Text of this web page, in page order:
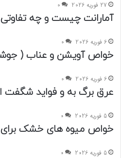
27 فوریه 2026 0
آمارانت چیست و چه تفاوتی
6 فوریه 2026 0
خواص آویشن و عناب (
6 فوریه 2026 0
عرق برگ به و فواید شگفت‌
5 فوریه 2026 0
خواص میوه های خشک
5 فوریه 2026 0